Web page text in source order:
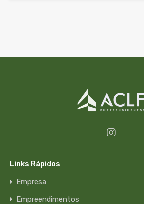
Links Rápidos
Empresa
Empreendimentos